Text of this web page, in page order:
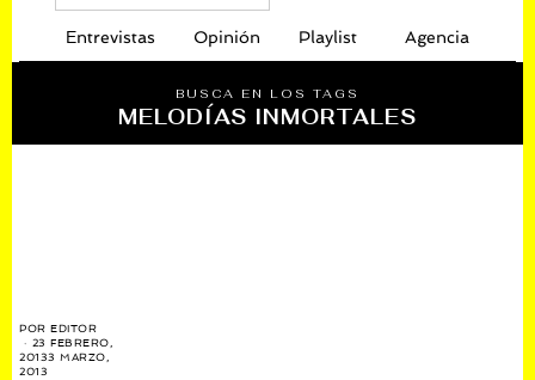
Entrevistas Opinión Playlist Agencia
BUSCA EN LOS TAGS
MELODÍAS INMORTALES
POREDITOR
23 FEBRERO,
20133 MARZO,
2013